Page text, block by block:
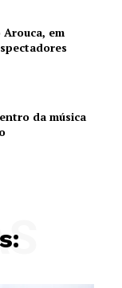
em
da música